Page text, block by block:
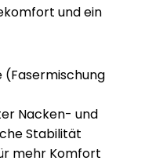
und ein
(Fasermischung
Nacken- und
Stabilität
mehr Komfort